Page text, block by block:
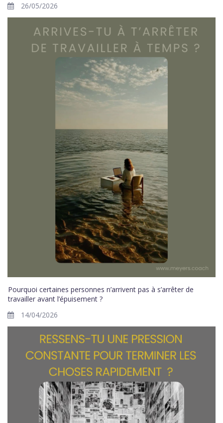
26/05/2026
Pourquoi certaines personnes n’arrivent pas à s’arrêter de
travailler avant l’épuisement ?
14/04/2026